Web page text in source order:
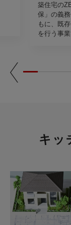
築住宅の
保」の義
もに、既
を行う事業
キッ